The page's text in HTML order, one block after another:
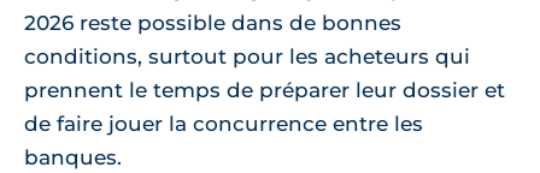
2026 reste possible dans de bonnes
conditions, surtout pour les acheteurs qui
prennent le temps de préparer leur dossier et
de faire jouer la concurrence entre les
banques.